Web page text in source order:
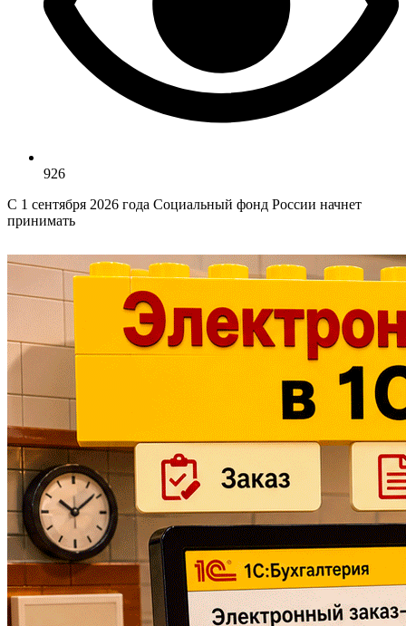
926
С 1 сентября 2026 года Социальный фонд России начнет
принимать